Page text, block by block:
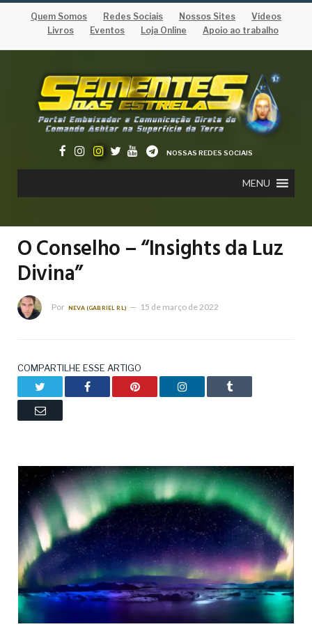
Quem Somos Redes Sociais Nossos Sites
Vídeos
Livros
Eventos Loja Online Apoio ao trabalho
NOSSAS REDES SOCIAIS
MENU
O Conselho – “Insights da Luz
Divina”
Por NEVA (GABRIEL RL) 15 de março de 2022
COMPARTILHE ESSE ARTIGO
Facebook Pinterest LinkedIn Tumblr
Email